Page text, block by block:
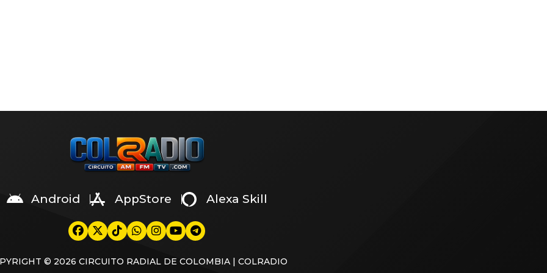
Android AppStore Alexa Skill
© 2026 CIRCUITO RADIAL DE COLOMBIA | COLRADIO